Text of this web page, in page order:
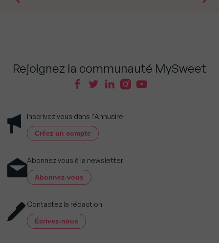
Rejoignez la communauté MySweet
Inscrivez vous dans l'Annuaire
Créez un compte
Abonnez vous à la newsletter
Abonnez-vous
Contactez la rédaction
Écrivez-nous